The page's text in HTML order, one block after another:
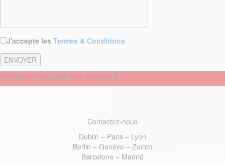
J'accepte les Termes & Conditions
Connectez-vous avec nos recruteurs
Contactez-nous
Dublin – Paris – Lyon
Berlin – Genève – Zurich
Barcelone – Madrid